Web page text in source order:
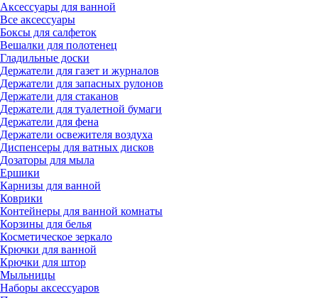
Аксессуары для ванной
Все аксессуары
Боксы для салфеток
Вешалки для полотенец
Гладильные доски
Держатели для газет и журналов
Держатели для запасных рулонов
Держатели для стаканов
Держатели для туалетной бумаги
Держатели для фена
Держатели освежителя воздуха
Диспенсеры для ватных дисков
Дозаторы для мыла
Ершики
Карнизы для ванной
Коврики
Контейнеры для ванной комнаты
Корзины для белья
Косметическое зеркало
Крючки для ванной
Крючки для штор
Мыльницы
Наборы аксессуаров